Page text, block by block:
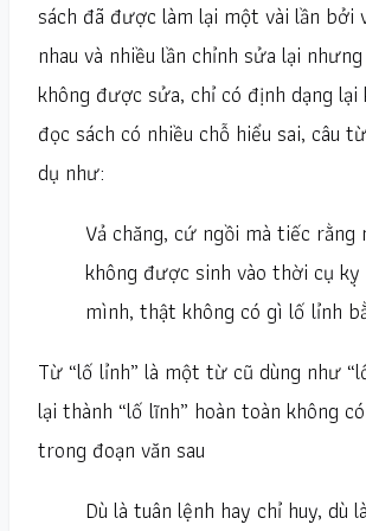
sách đã được làm lại một vài lần bởi
nhau và nhiều lần chỉnh sửa lại
không được sửa, chỉ có định dạng lại
đọc sách có nhiều chỗ hiểu sai, câu
dụ như:
Vả chăng, cứ ngồi mà tiếc rằng
không được sinh vào thời cụ kỵ
mình, thật không có gì lố lỉnh
Từ “lố lỉnh” là một từ cũ dùng như
lại thành “lố lĩnh” hoàn toàn không
trong đoạn văn sau
Dù là tuân lệnh hay chỉ huy, dù